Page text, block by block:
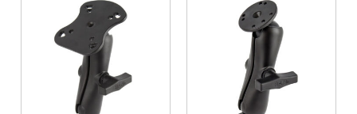
Aircraft
ATV
Bicycle